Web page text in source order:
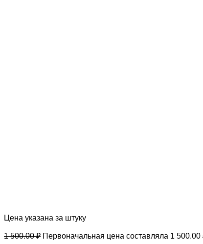
Цена указана за штуку
1 500.00₽ Первоначальная цена составляла 1 500.00